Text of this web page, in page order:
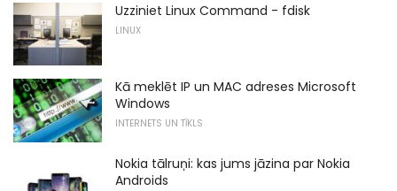
Uzziniet Linux Command - fdisk
LINUX
Kā meklēt IP un MAC adreses Microsoft
Windows
INTERNETS UN TĪKLS
Nokia tālruņi: kas jums jāzina par Nokia
Androids